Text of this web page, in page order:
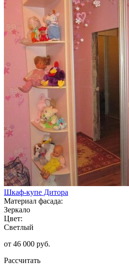
Шкаф-купе Дитора
Материал фасада:
Зеркало
Цвет:
Светлый
от 46 000 руб.
Рассчитать